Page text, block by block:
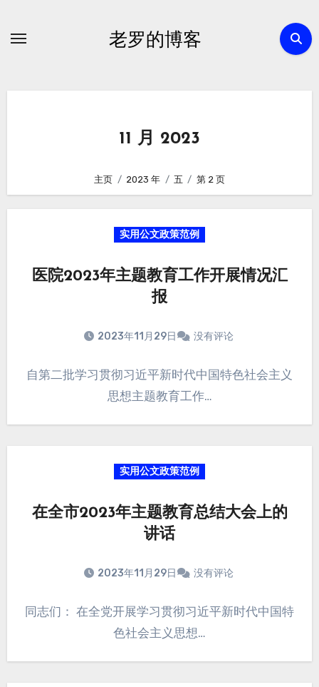
老罗的博客
11 月 2023
主页 2023 年 五 第 2 页
实用公文政策范例
医院2023年主题教育工作开展情况汇
报
2023年11月29日 没有评论
自第二批学习贯彻习近平新时代中国特色社会主义
思想主题教育工作…
实用公文政策范例
在全市2023年主题教育总结大会上的
讲话
2023年11月29日 没有评论
同志们： 在全党开展学习贯彻习近平新时代中国特
色社会主义思想…